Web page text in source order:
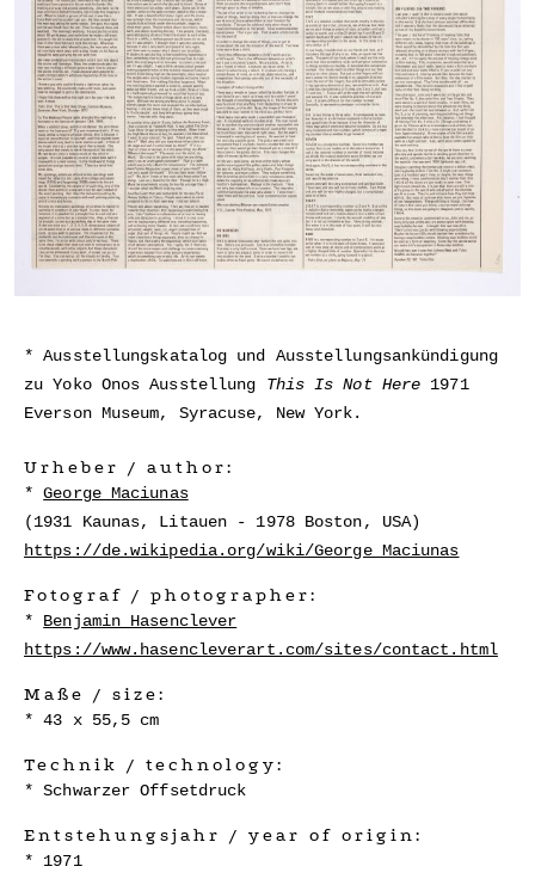
Ausstellungskatalog und Ausstellungsankündigung
zu Yoko Onos Ausstellung This Is Not Here 1971
Everson Museum, Syracuse, New York.
Urheber / author:
George Maciunas
(1931 Kaunas, Litauen - 1978 Boston, USA)
https://de.wikipedia.org/wiki/George_Maciunas
Fotograf / photographer:
Benjamin Hasenclever
https://www.hasencleverart.com/sites/contact.html
Maße / size:
43 x 55,5 cm
Technik / technology:
Schwarzer Offsetdruck
Entstehungsjahr / year of origin:
1971